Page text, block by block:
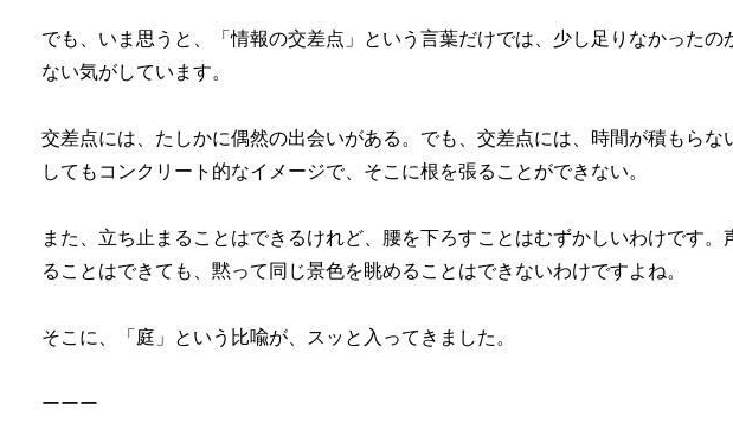
でも、いま思うと、「情報の交差点」という言葉だけでは、少し足りなかったの
ない気がしています。
交差点には、たしかに偶然の出会いがある。でも、交差点には、時間が積もらな
してもコンクリート的なイメージで、そこに根を張ることができない。
また、立ち止まることはできるけれど、腰を下ろすことはむずかしいわけです。
ることはできても、黙って同じ景色を眺めることはできないわけですよね。
そこに、「庭」という比喩が、スッと入ってきました。
ーーー